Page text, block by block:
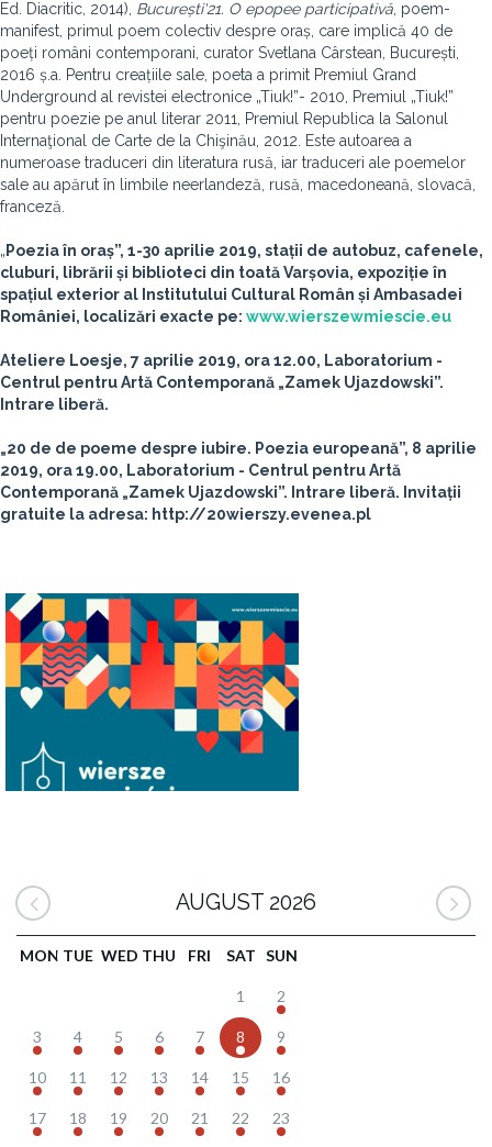
Ed. Diacritic, 2014), București'21. O epopee participativă poem-
manifest, primul poem colectiv despre oraș, care implică 40 de
poeți români contemporani, curator Svetlana Cârstean, București,
2016 ș.a. Pentru creațiile sale, poeta a primit Premiul Grand
Underground al revistei electronice „Tiuk!”- 2010, Premiul „Tiuk!”
pentru poezie pe anul literar 2011, Premiul Republica la Salonul
Internaţional de Carte de la Chişinău, 2012. Este autoarea a
numeroase traduceri din literatura rusă, iar traduceri ale poemelor
sale au apărut în limbile neerlandeză, rusă, macedoneană, slovacă,
franceză.
„ Poezia în oraș”, 1-30 aprilie 2019, stații de autobuz, cafenele,
cluburi, librării și biblioteci din toată Varșovia, expoziție în
spațiul exterior al Institutului Cultural Român și Ambasadei
României, localizări exacte pe: www.wierszewmiescie.eu
Ateliere Loesje, 7 aprilie 2019, ora 12.00, Laboratorium -
Centrul pentru Artă Contemporană „Zamek Ujazdowski”.
Intrare liberă.
„20 de de poeme despre iubire. Poezia europeană”, 8 aprilie
2019, ora 19.00, Laboratorium - Centrul pentru Artă
Contemporană „Zamek Ujazdowski”. Intrare liberă. Invitații
gratuite la adresa: http://20wierszy.evenea.pl
AUGUST 2026
MON TUE WED THU FRI SAT SUN
1 2
3 4 5 6 7 8 9
10 11 12 13 14 15 16
17 18 19 20 21 22 23